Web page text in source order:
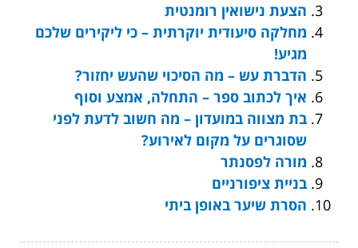
הצעת נישואין רומנטית
מחלקה סיעודית יוקרתית – כי ליקירים שלכם
מגיע!
הדברת עש – מה הסיכוי שהעש יחזור?
איך לכתוב ספר – התחלה, אמצע וסוף
בת מצווה במועדון – מה חשוב לדעת לפני
שסוגרים על מקום לאירוע?
מורה לפסנתר
בניית ציפורניים
הסרת שיער באופן ביתי